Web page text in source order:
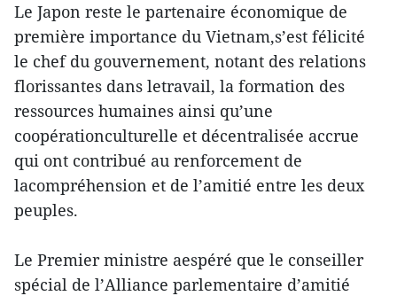
Le Japon reste le partenaire économique de
première importance du Vietnam,s’est félicité
le chef du gouvernement, notant des relations
florissantes dans letravail, la formation des
ressources humaines ainsi qu’une
coopérationculturelle et décentralisée accrue
qui ont contribué au renforcement de
lacompréhension et de l’amitié entre les deux
peuples.
Le Premier ministre aespéré que le conseiller
spécial de l’Alliance parlementaire d’amitié